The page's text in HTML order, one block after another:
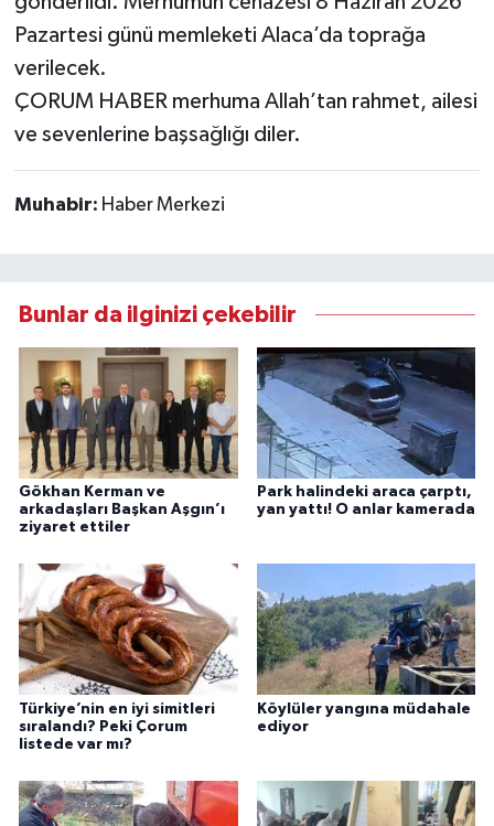
Pazartesi günü memleketi Alaca’da toprağa
verilecek.
ÇORUM HABER merhuma Allah’tan rahmet, ailesi
ve sevenlerine başsağlığı diler.
Muhabir: Haber Merkezi
Bunlar da ilginizi çekebilir
Gökhan Kerman ve
arkadaşları Başkan Aşgın’ı
ziyaret ettiler
Park halindeki araca çarptı,
yan yattı! O anlar kamerada
Türkiye’nin en iyi simitleri
sıralandı? Peki Çorum
listede var mı?
Köylüler yangına müdahale
ediyor